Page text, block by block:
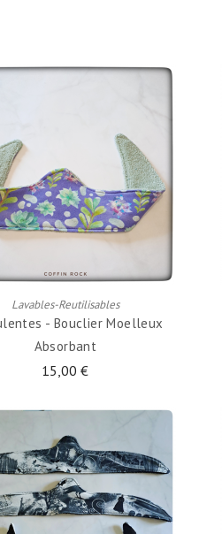
Lavables-Reutilisables
- Bouclier Moelleux
Absorbant
15,00 €